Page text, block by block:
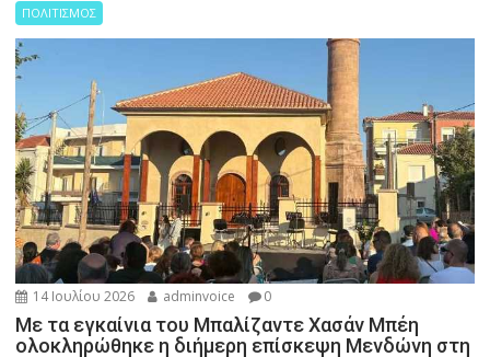
ΠΟΛΙΤΙΣΜΟΣ
14 Ιουλίου 2026 adminvoice 0
Με τα εγκαίνια του Μπαλίζαντε Χασάν Μπέη
ολοκληρώθηκε η διήμερη επίσκεψη Μενδώνη στη